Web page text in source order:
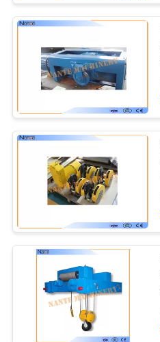
이
PRIVACY
POLICY